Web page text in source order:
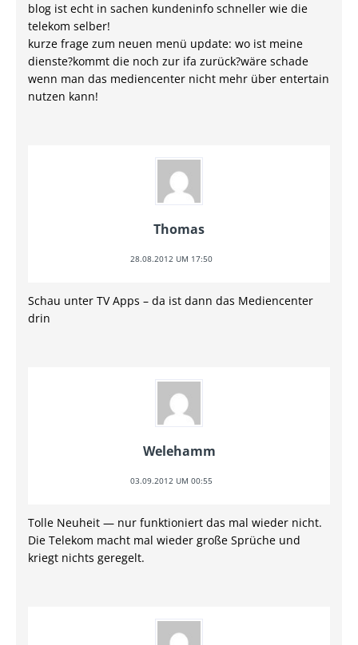
blog ist echt in sachen kundeninfo schneller wie die
telekom selber!
kurze frage zum neuen menü update: wo ist meine
dienste?kommt die noch zur ifa zurück?wäre schade
wenn man das mediencenter nicht mehr über entertain
nutzen kann!
Thomas
28.08.2012 UM 17:50
Schau unter TV Apps – da ist dann das Mediencenter
drin
Welehamm
03.09.2012 UM 00:55
Tolle Neuheit — nur funktioniert das mal wieder nicht.
Die Telekom macht mal wieder große Sprüche und
kriegt nichts geregelt.